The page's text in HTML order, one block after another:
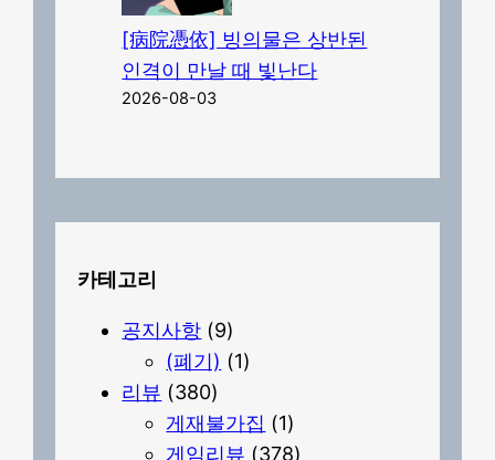
[病院憑依] 빙의물은 상반된
인격이 만날 때 빛난다
2026-08-03
카테고리
공지사항 (9)
(폐기) (1)
리뷰 (380)
게재불가집 (1)
게임리뷰 (378)